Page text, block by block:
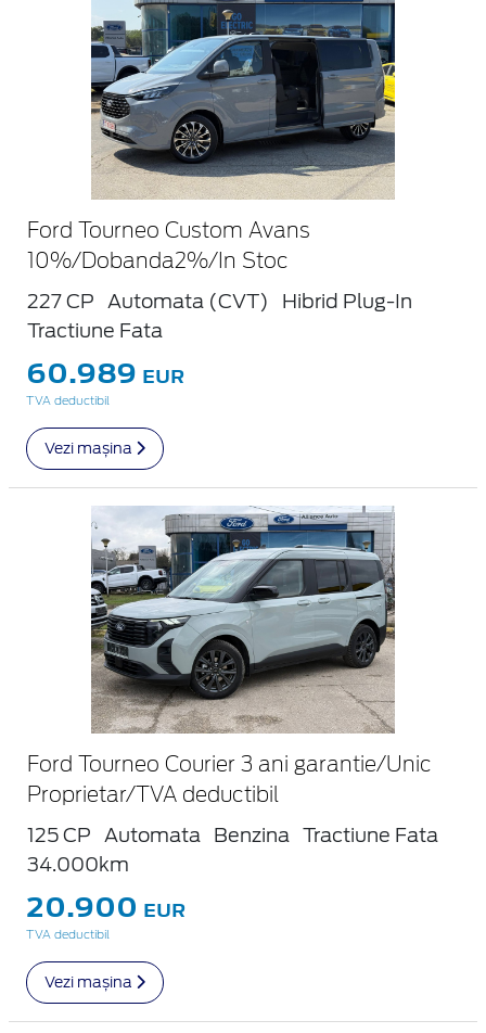
Ford Tourneo Custom Avans
10%/Dobanda2%/In Stoc
227 CP Automata (CVT)
Hibrid Plug-In
Tractiune Fata
60.989 EUR
TVA deductibil
Vezi mașina
Ford Tourneo Courier 3 ani garantie/Unic
Proprietar/TVA deductibil
125 CP Automata Benzina
Tractiune Fata
34.000km
20.900 EUR
TVA deductibil
Vezi mașina